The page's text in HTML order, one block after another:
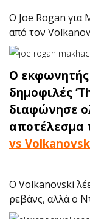
Ο Joe Rogan για
από τον
O εκφωνητής
δημοφιλές
διαφώνησε
αποτέλεσμα
vs
Ο Volkanovski
ρεβάνς, αλλά ο